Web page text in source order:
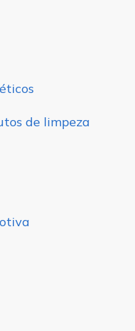
de limpeza